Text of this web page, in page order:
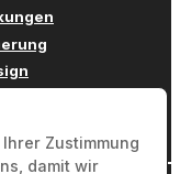
Zustimmung
damit wir